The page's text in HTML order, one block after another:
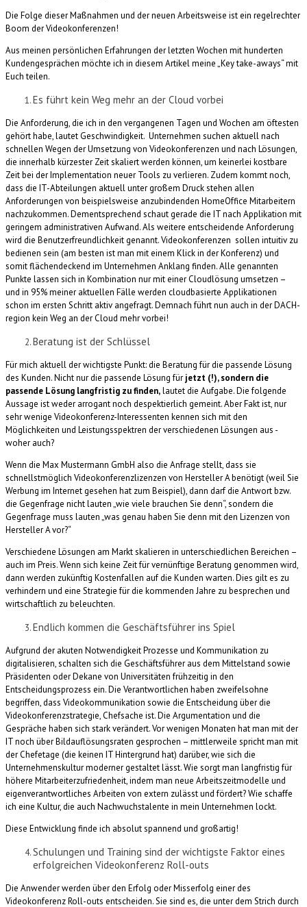
Die Folge dieser Maßnahmen und der neuen Arbeitsweise ist ein regelrechter
Boom der Videokonferenzen!
Aus meinen persönlichen Erfahrungen der letzten Wochen mit hunderten
Kundengesprächen möchte ich in diesem Artikel meine „Key take-aways“ mit
Euch teilen.
Es führt kein Weg mehr an der Cloud vorbei
Die Anforderung, die ich in den vergangenen Tagen und Wochen am öftesten
gehört habe, lautet Geschwindigkeit. Unternehmen suchen aktuell nach
schnellen Wegen der Umsetzung von Videokonferenzen und nach Lösungen,
die innerhalb kürzester Zeit skaliert werden können, um keinerlei kostbare
Zeit bei der Implementation neuer Tools zu verlieren. Zudem kommt noch,
dass die IT-Abteilungen aktuell unter großem Druck stehen allen
Anforderungen von beispielsweise anzubindenden HomeOffice Mitarbeitern
nachzukommen. Dementsprechend schaut gerade die IT nach Applikation mit
geringem administrativen Aufwand. Als weitere entscheidende Anforderung
wird die Benutzerfreundlichkeit genannt. Videokonferenzen sollen intuitiv zu
bedienen sein (am besten ist man mit einem Klick in der Konferenz) und
somit flächendeckend im Unternehmen Anklang finden. Alle genannten
Punkte lassen sich in Kombination nur mit einer Cloudlösung umsetzen –
und in 95% meiner aktuellen Fälle werden cloudbasierte Applikationen
schon im ersten Schritt aktiv angefragt. Demnach führt nun auch in der DACH-
region kein Weg an der Cloud mehr vorbei!
Beratung ist der Schlüssel
Für mich aktuell der wichtigste Punkt: die Beratung für die passende Lösung
des Kunden. Nicht nur die passende Lösung für jetzt (!), sondern die
passende Lösung langfristig zu finden,lautet die Aufgabe. Die folgende
Aussage ist weder arrogant noch despektierlich gemeint. Aber Fakt ist, nur
sehr wenige Videokonferenz-Interessenten kennen sich mit den
Möglichkeiten und Leistungsspektren der verschiedenen Lösungen aus -
woher auch?
Wenn die Max Mustermann GmbH also die Anfrage stellt, dass sie
schnellstmöglich Videokonferenzlizenzen von Hersteller A benötigt (weil Sie
Werbung im Internet gesehen hat zum Beispiel), dann darf die Antwort bzw.
die Gegenfrage nicht lauten „wie viele brauchen Sie denn“, sondern die
Gegenfrage muss lauten „was genau haben Sie denn mit den Lizenzen von
Hersteller A vor?“
Verschiedene Lösungen am Markt skalieren in unterschiedlichen Bereichen –
auch im Preis. Wenn sich keine Zeit für vernünftige Beratung genommen wird,
dann werden zukünftig Kostenfallen auf die Kunden warten. Dies gilt es zu
verhindern und eine Strategie für die kommenden Jahre zu besprechen und
wirtschaftlich zu beleuchten.
Endlich kommen die Geschäftsführer ins Spiel
Aufgrund der akuten Notwendigkeit Prozesse und Kommunikation zu
digitalisieren, schalten sich die Geschäftsführer aus dem Mittelstand sowie
Präsidenten oder Dekane von Universitäten frühzeitig in den
Entscheidungsprozess ein. Die Verantwortlichen haben zweifelsohne
begriffen, dass Videokommunikation sowie die Entscheidung über die
Videokonferenzstrategie, Chefsache ist. Die Argumentation und die
Gespräche haben sich stark verändert. Vor wenigen Monaten hat man mit der
IT noch über Bildauflösungsraten gesprochen – mittlerweile spricht man mit
der Chefetage (die keinen IT Hintergrund hat) darüber, wie sich die
Unternehmenskultur moderner gestaltet lässt. Wie sorgt man langfristig für
höhere Mitarbeiterzufriedenheit, indem man neue Arbeitszeitmodelle und
eigenverantwortliches Arbeiten von extern zulässt und fördert? Wie schaffe
ich eine Kultur, die auch Nachwuchstalente in mein Unternehmen lockt.
Diese Entwicklung finde ich absolut spannend und großartig!
Schulungen und Training sind der wichtigste Faktor eines
erfolgreichen Videokonferenz Roll-outs
Die Anwender werden über den Erfolg oder Misserfolg einer des
Videokonferenz Roll-outs entscheiden. Sie sind es, die unter dem Strich durch